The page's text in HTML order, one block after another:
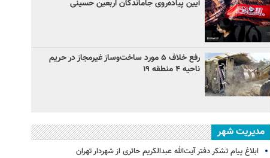
آیین پیاده‌روی جاماندگان اربعین حسینی
رفع خلاف ۵ مورد ساخت‌وساز غیرمجاز در حریم
ناحیه ۴ منطقه ۱۹
مدیریت شهر
ابلاغ پیام تشکر دفتر آیت‌الله عبدالکریم حائری از شهردار تهران